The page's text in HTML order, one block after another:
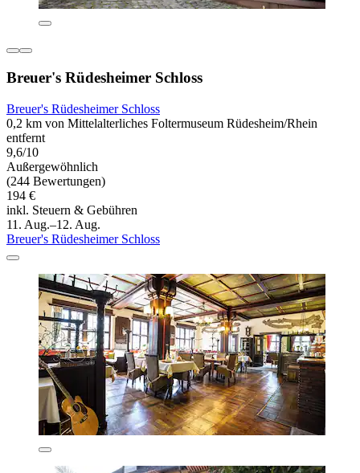
Breuer's Rüdesheimer Schloss
Breuer's Rüdesheimer Schloss
0,2 km von Mittelalterliches Foltermuseum Rüdesheim/Rhein
entfernt
9,6/10
Außergewöhnlich
(244 Bewertungen)
194 €
inkl. Steuern & Gebühren
11. Aug.–12. Aug.
Breuer's Rüdesheimer Schloss